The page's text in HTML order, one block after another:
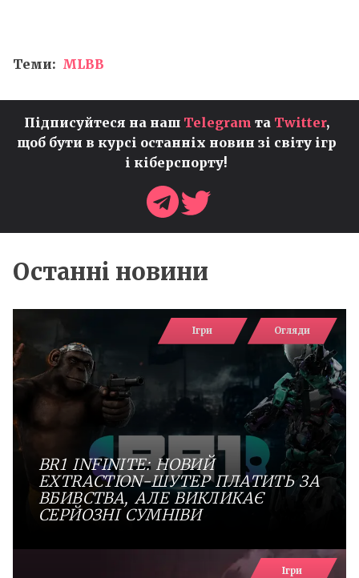
Теми: MLBB
Підписуйтеся на наш Telegram та Twitter,
щоб бути в курсі останніх новин зі світу ігр
і кіберспорту!
Останні новини
Ігри Огляди
BR1 INFINITE: НОВИЙ
EXTRACTION-ШУТЕР ПЛАТИТЬ ЗА
ВБИВСТВА, АЛЕ ВИКЛИКАЄ
СЕРЙОЗНІ СУМНІВИ
Ігри